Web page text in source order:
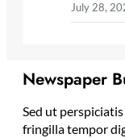
July 28,
Newspaper
Sed ut
fringilla tempor